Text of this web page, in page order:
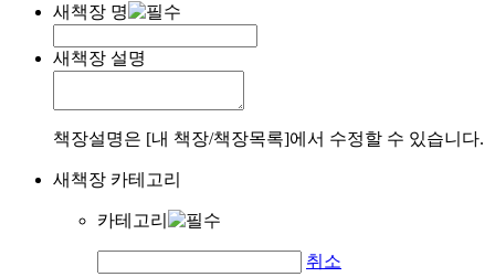
새책장 명
새책장 설명
책장설명은 [내 책장/책장목록]에서 수정할 수 있습니다.
새책장 카테고리
카테고리
취소